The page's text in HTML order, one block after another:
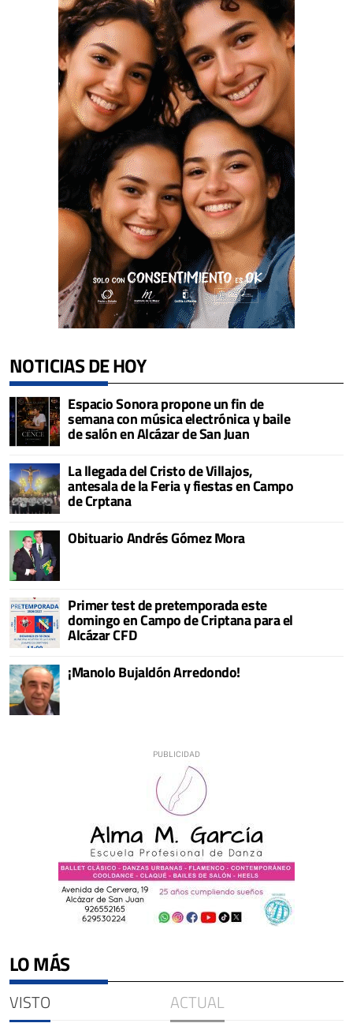
NOTICIAS DE HOY
Espacio Sonora propone un fin de
semana con música electrónica y baile
de salón en Alcázar de San Juan
La llegada del Cristo de Villajos,
antesala de la Feria y fiestas en Campo
de Crptana
Obituario Andrés Gómez Mora
Primer test de pretemporada este
domingo en Campo de Criptana para el
Alcázar CFD
¡Manolo Bujaldón Arredondo!
LO MÁS
VISTO ACTUAL